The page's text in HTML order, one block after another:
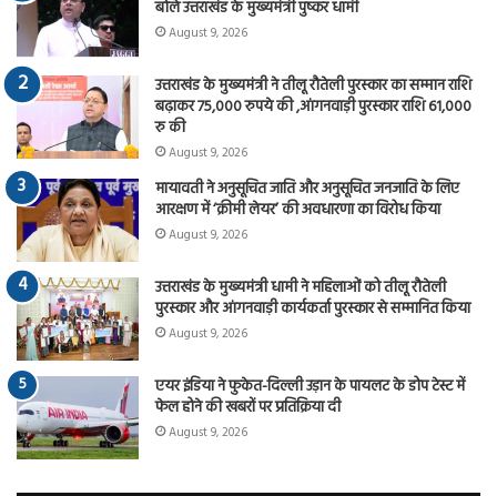
बोले उत्तराखंड के मुख्यमंत्री पुष्कर धामी
August 9, 2026
उत्तराखंड के मुख्यमंत्री ने तीलू रौतेली पुरस्कार का सम्मान राशि
बढ़ाकर 75,000 रुपये की ,आंगनवाड़ी पुरस्कार राशि 61,000
रु की
August 9, 2026
मायावती ने अनुसूचित जाति और अनुसूचित जनजाति के लिए
आरक्षण में ‘क्रीमी लेयर’ की अवधारणा का विरोध किया
August 9, 2026
उत्तराखंड के मुख्यमंत्री धामी ने महिलाओं को तीलू रौतेली
पुरस्कार और आंगनवाड़ी कार्यकर्ता पुरस्कार से सम्मानित किया
August 9, 2026
एयर इंडिया ने फुकेत-दिल्ली उड़ान के पायलट के डोप टेस्ट में
फेल होने की खबरों पर प्रतिक्रिया दी
August 9, 2026